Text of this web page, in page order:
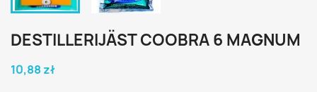
DESTILLERIJÄST COOBRA 6 MAGNUM
10,88 zł